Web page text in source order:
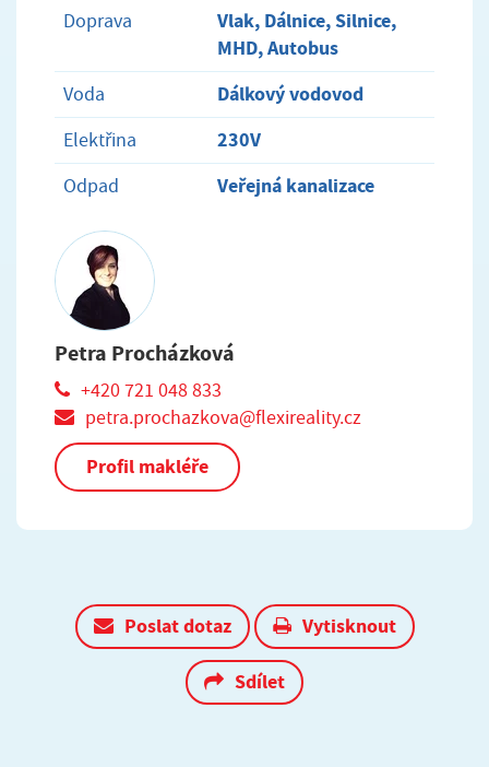
Doprava
Vlak, Dálnice, Silnice,
MHD, Autobus
Voda Dálkový vodovod
Elektřina 230V
Odpad Veřejná kanalizace
Petra Procházková
+420 721 048 833
petra.prochazkova@flexireality.cz
Profil makléře
Poslat dotaz Vytisknout
Sdílet